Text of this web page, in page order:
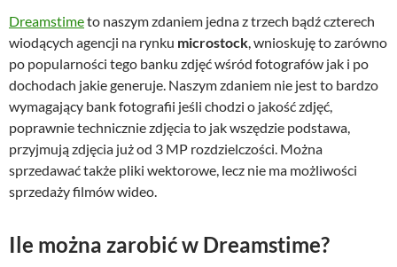
Dreamstimeto naszym zdaniem jedna z trzech bądź czterech
wiodących agencji na rynku microstock, wnioskuję to zarówno
po popularności tego banku zdjęć wśród fotografów jak i po
dochodach jakie generuje. Naszym zdaniem nie jest to bardzo
wymagający bank fotografii jeśli chodzi o jakość zdjęć,
poprawnie technicznie zdjęcia to jak wszędzie podstawa,
przyjmują zdjęcia już od 3 MP rozdzielczości. Można
sprzedawać także pliki wektorowe, lecz nie ma możliwości
sprzedaży filmów wideo.
Ile można zarobić w Dreamstime?